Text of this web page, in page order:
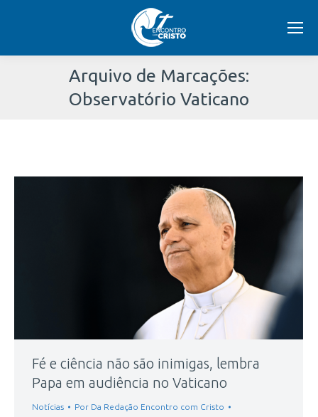
Arquivo de Marcações:
Observatório Vaticano
aqui:
Fé e ciência não são inimigas, lembra
Papa em audiência no Vaticano
Notícias Por Da Redação Encontro com Cristo